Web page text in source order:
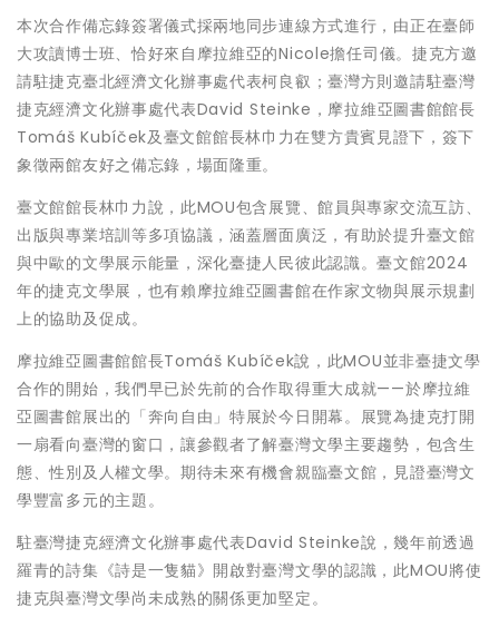
本次合作備忘錄簽署儀式採兩地同步連線方式進行，由正在臺師
大攻讀博士班、恰好來自摩拉維亞的Nicole擔任司儀。捷克方邀
請駐捷克臺北經濟文化辦事處代表柯良叡；臺灣方則邀請駐臺灣
捷克經濟文化辦事處代表David Steinke，摩拉維亞圖書館館長
Tomáš Kubíček及臺文館館長林巾力在雙方貴賓見證下，簽下
象徵兩館友好之備忘錄，場面隆重。
臺文館館長林巾力說，此MOU包含展覽、館員與專家交流互訪、
出版與專業培訓等多項協議，涵蓋層面廣泛，有助於提升臺文館
與中歐的文學展示能量，深化臺捷人民彼此認識。臺文館2024
年的捷克文學展，也有賴摩拉維亞圖書館在作家文物與展示規劃
上的協助及促成。
摩拉維亞圖書館館長Tomáš Kubíček說，此MOU並非臺捷文學
合作的開始，我們早已於先前的合作取得重大成就——於摩拉維
亞圖書館展出的「奔向自由」特展於今日開幕。展覽為捷克打開
一扇看向臺灣的窗口，讓參觀者了解臺灣文學主要趨勢，包含生
態、性別及人權文學。期待未來有機會親臨臺文館，見證臺灣文
學豐富多元的主題。
駐臺灣捷克經濟文化辦事處代表David Steinke說，幾年前透過
羅青的詩集《詩是一隻貓》開啟對臺灣文學的認識，此MOU將使
捷克與臺灣文學尚未成熟的關係更加堅定。